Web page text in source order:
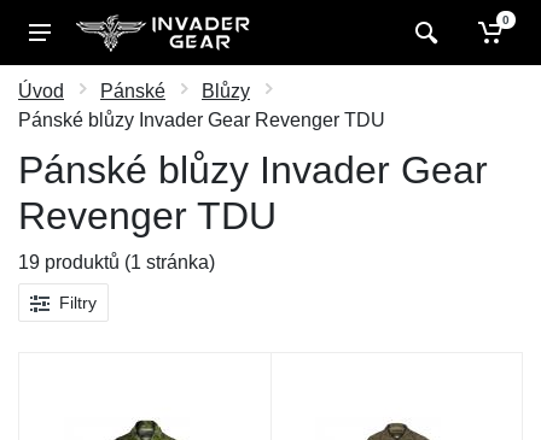
0
Úvod Pánské
Blůzy
Pánské blůzy Invader Gear Revenger TDU
Pánské blůzy Invader Gear
Revenger TDU
19 produktů (1 stránka)
Filtry